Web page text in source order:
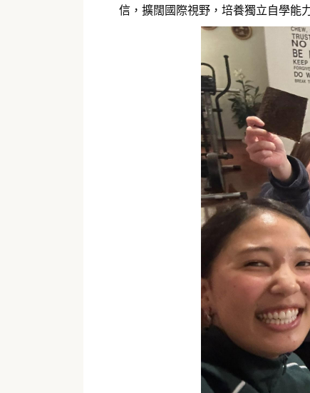
信，擴闊國際視野，培養獨立自學能